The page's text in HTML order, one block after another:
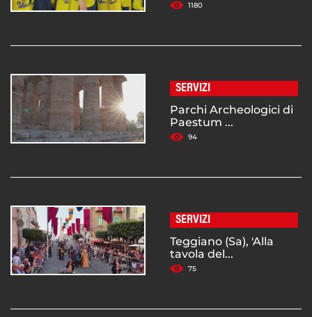
1180
SERVIZI
Parchi Archeologici di
Paestum ...
94
SERVIZI
Teggiano (Sa), 'Alla
tavola del...
75